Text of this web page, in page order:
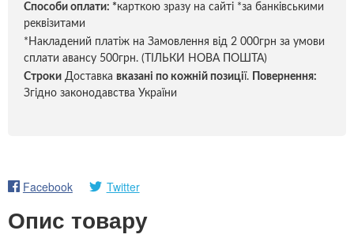
Способи оплати: *карткою зразу на сайті *за банківськими
реквізитами
*Накладений платіж на Замовлення від 2 000грн за умови
сплати авансу 500грн. (ТІЛЬКИ НОВА ПОШТА)
Строки Доставка вказані по кожній позиції.
Повернення:
Згідно законодавства України
Facebook Twitter
Опис товару